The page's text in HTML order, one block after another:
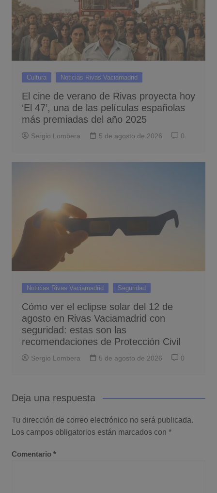
Cultura Noticias Rivas Vaciamadrid
El cine de verano de Rivas proyecta hoy
‘El 47’, una de las películas españolas
más premiadas del año 2025
Sergio Lombera 5 de agosto de 2026 0
Noticias Rivas Vaciamadrid Seguridad
Cómo ver el eclipse solar del 12 de
agosto en Rivas Vaciamadrid con
seguridad: estas son las
recomendaciones de Protección Civil
Sergio Lombera 5 de agosto de 2026 0
Deja una respuesta
Tu dirección de correo electrónico no será publicada.
Los campos obligatorios están marcados con *
Comentario *